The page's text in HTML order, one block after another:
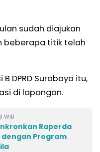
sudah diajukan
beberapa titik telah
DPRD Surabaya itu,
di lapangan.
WIB
Raperda
Program